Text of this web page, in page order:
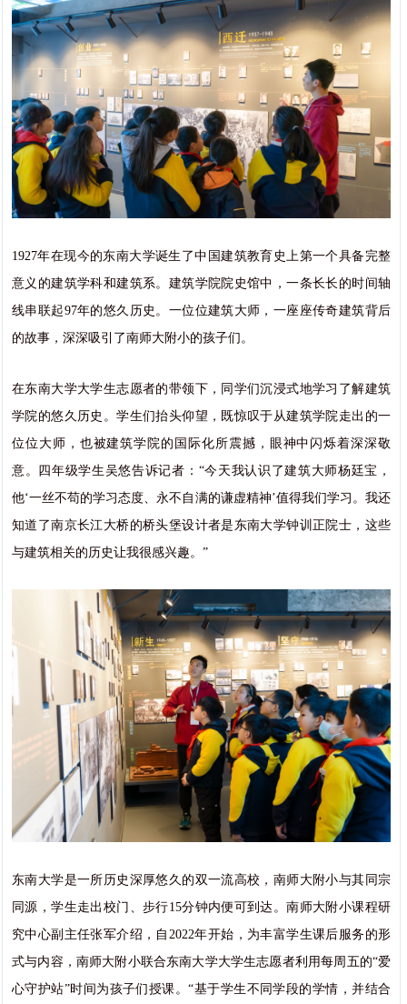
1927年在现今的东南大学诞生了中国建筑教育史上第一个具备完整
意义的建筑学科和建筑系。建筑学院院史馆中，一条长长的时间轴
线串联起97年的悠久历史。一位位建筑大师，一座座传奇建筑背后
的故事，深深吸引了南师大附小的孩子们。
在东南大学大学生志愿者的带领下，同学们沉浸式地学习了解建筑
学院的悠久历史。学生们抬头仰望，既惊叹于从建筑学院走出的一
位位大师，也被建筑学院的国际化所震撼，眼神中闪烁着深深敬
意。四年级学生吴悠告诉记者：“今天我认识了建筑大师杨廷宝，
他‘一丝不苟的学习态度、永不自满的谦虚精神’值得我们学习。我还
知道了南京长江大桥的桥头堡设计者是东南大学钟训正院士，这些
与建筑相关的历史让我很感兴趣。”
东南大学是一所历史深厚悠久的双一流高校，南师大附小与其同宗
同源，学生走出校门、步行15分钟内便可到达。南师大附小课程研
究中心副主任张军介绍，自2022年开始，为丰富学生课后服务的形
式与内容，南师大附小联合东南大学大学生志愿者利用每周五的“爱
心守护站”时间为孩子们授课。“基于学生不同学段的学情，并结合